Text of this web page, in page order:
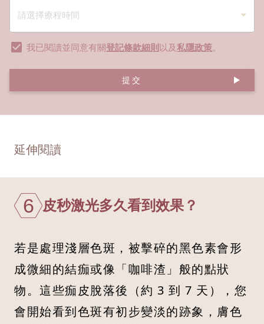
我已閱讀並同意有關登記條款細則 以及私隱政策。
提交
延伸閱讀
6 皮秒激光多久看到效果？
若是處理淺層色斑，被擊碎的黑色素會形
成微細的結痂或像「咖啡渣」般的點狀
物。這些痂皮脫落後（約 3 到 7 天），您
會開始看到色斑有初步變淡的跡象，膚色